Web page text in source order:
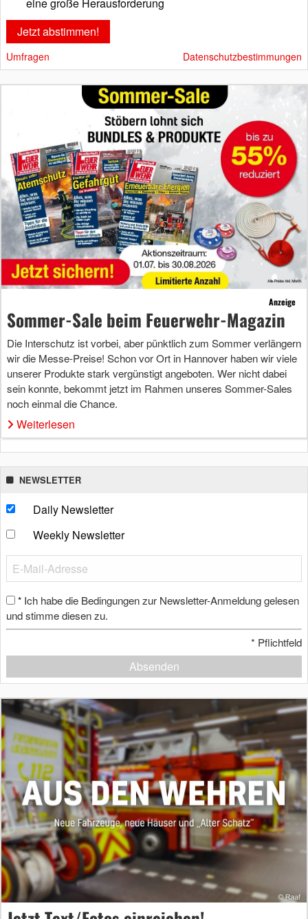
Umfragen Datenschutzbestimmungen
Anzeige
Sommer-Sale beim Feuerwehr-Magazin
Die Interschutz ist vorbei, aber pünktlich zum Sommer verlängern
wir die Messe-Preise! Schon vor Ort in Hannover haben wir viele
unserer Produkte stark vergünstigt angeboten. Wer nicht dabei
sein konnte, bekommt jetzt im Rahmen unseres Sommer-Sales
noch einmal die Chance.
Weiterlesen
NEWSLETTER
Daily Newsletter
Weekly Newsletter
* Ich habe die Bedingungen zur Newsletter-Anmeldung gelesen
und stimme diesen zu.
* Pflichtfeld
Absenden